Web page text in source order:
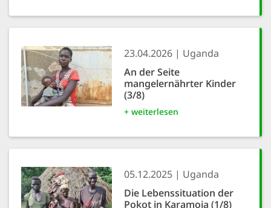
23.04.2026
Uganda
An der Seite
mangelernährter Kinder
(3/8)
+ weiterlesen
05.12.2025
Uganda
Die Lebenssituation der
Pokot in Karamoja (1/8)